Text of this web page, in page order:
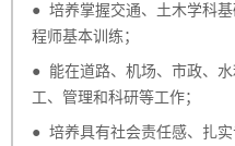
● 培养掌握交通、土木学科
程师基本训练；
● 能在道路、机场、市政、
工、管理和科研等工作；
● 培养具有社会责任感、扎